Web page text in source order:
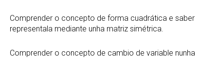
Comprender o concepto de forma cuadrática e saber
representala mediante unha matriz simétrica.
Comprender o concepto de cambio de variable nunha